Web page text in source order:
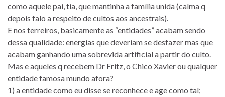
como aquele pai, tia, que mantinha a família unida (calma q
depois falo a respeito de cultos aos ancestrais).
E nos terreiros, basicamente as “entidades” acabam sendo
dessa qualidade: energias que deveriam se desfazer mas que
acabam ganhando uma sobrevida artificial a partir do culto.
Mas e aqueles q recebem Dr Fritz, o Chico Xavier ou qualquer
entidade famosa mundo afora?
1) a entidade como eu disse se reconhece e age como tal;